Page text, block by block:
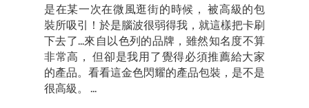
是在某一次在微風逛街的時候， 被高級的包
裝所吸引！於是腦波很弱得我，就這樣把卡刷
下去了...來自以色列的品牌，雖然知名度不算
非常高， 但卻是我用了覺得必須推薦給大家
的產品。看看這金色閃耀的產品包裝，是不是
很高級。 ...